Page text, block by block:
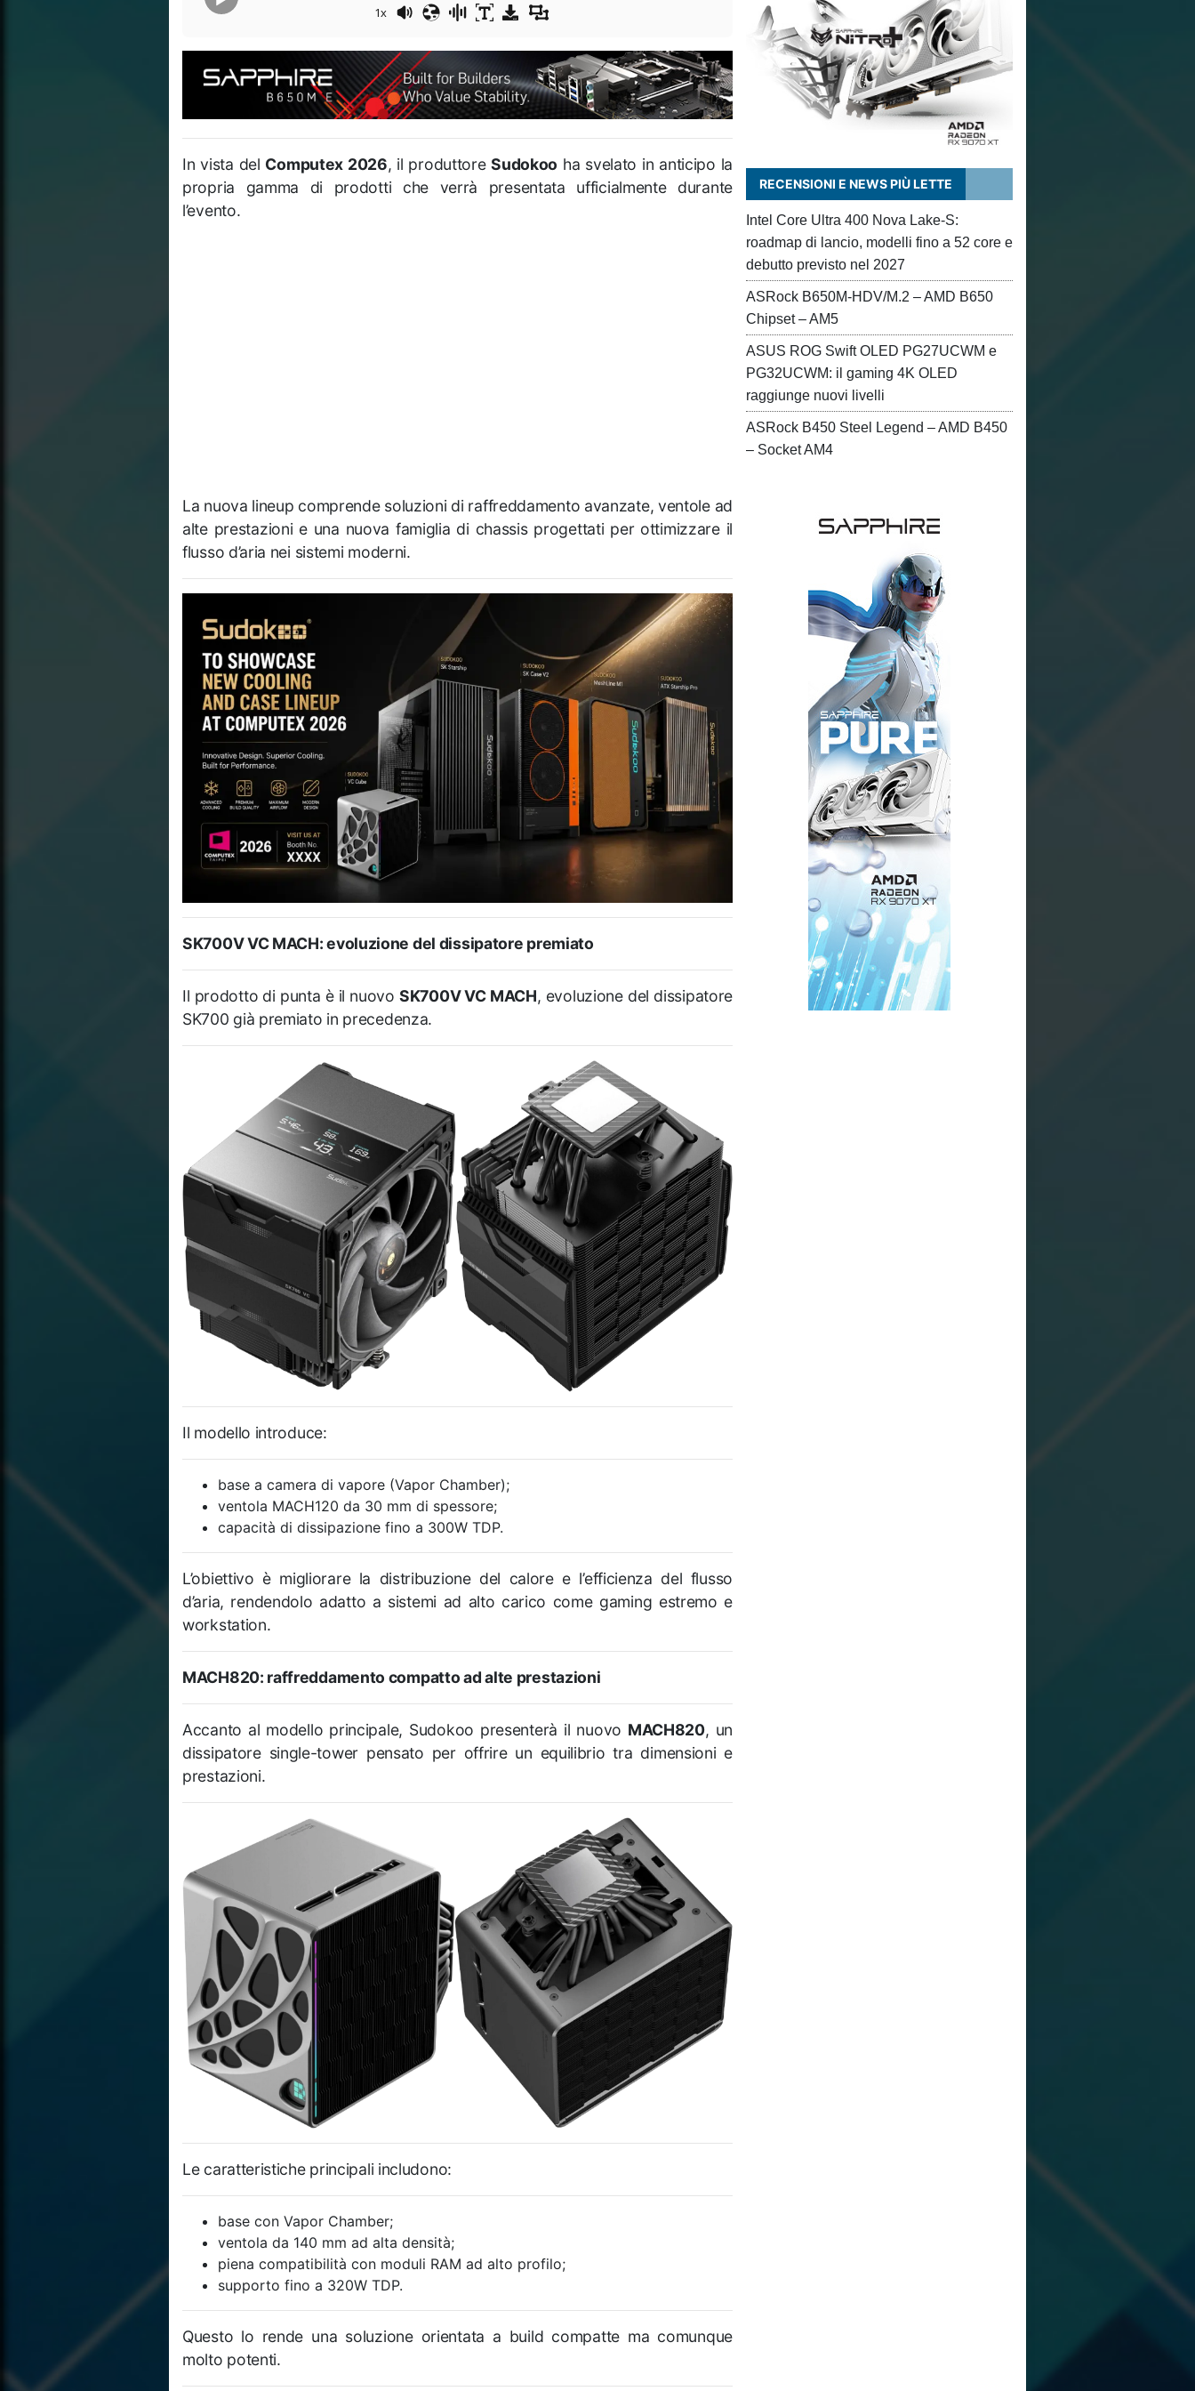
1x
In vista del Computex 2026, il produttoreSudokoo ha svelato in anticipo la
propria gamma di prodotti che verrà presentata ufficialmente durante
l’evento.
La nuova lineup comprende soluzioni di raffreddamento avanzate, ventole ad
alte prestazioni e una nuova famiglia di chassis progettati per ottimizzare il
flusso d’aria nei sistemi moderni.
SK700V VC MACH: evoluzione del dissipatore premiato
Il prodotto di punta è il nuovoSK700V VC MACH, evoluzione del dissipatore
SK700 già premiato in precedenza.
Il modello introduce:
base a camera di vapore (Vapor Chamber);
ventola MACH120 da 30 mm di spessore;
capacità di dissipazione fino a 300W TDP.
L’obiettivo è migliorare la distribuzione del calore e l’efficienza del flusso
d’aria, rendendolo adatto a sistemi ad alto carico come gaming estremo e
workstation.
MACH820: raffreddamento compatto ad alte prestazioni
Accanto al modello principale, Sudokoo presenterà il nuovo MACH820, un
dissipatore single-tower pensato per offrire un equilibrio tra dimensioni e
prestazioni.
Le caratteristiche principali includono:
base con Vapor Chamber;
ventola da 140 mm ad alta densità;
piena compatibilità con moduli RAM ad alto profilo;
supporto fino a 320W TDP.
Questo lo rende una soluzione orientata a build compatte ma comunque
molto potenti.
RECENSIONI E NEWS PIÙ LETTE
Intel Core Ultra 400 Nova Lake-S:
roadmap di lancio, modelli fino a 52 core e
debutto previsto nel 2027
ASRock B650M-HDV/M.2 – AMD B650
Chipset – AM5
ASUS ROG Swift OLED PG27UCWM e
PG32UCWM: il gaming 4K OLED
raggiunge nuovi livelli
ASRock B450 Steel Legend – AMD B450
– Socket AM4